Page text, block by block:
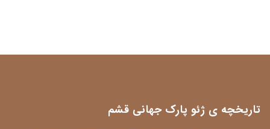
تاریخچه ی ژئو پارک جهانی قشم